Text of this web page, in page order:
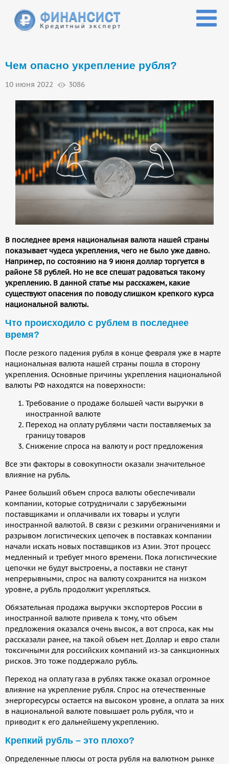
Чем опасно укрепление рубля?
10 июня 2022 3086
В последнее время национальная валюта нашей страны
показывает чудеса укрепления, чего не было уже давно.
Например, по состоянию на 9 июня доллар торгуется в
районе 58 рублей. Но не все спешат радоваться такому
укреплению. В данной статье мы расскажем, какие
существуют опасения по поводу слишком крепкого курса
национальной валюты.
Что происходило с рублем в последнее
время?
После резкого падения рубля в конце февраля уже в марте
национальная валюта нашей страны пошла в сторону
укрепления. Основные причины укрепления национальной
валюты РФ находятся на поверхности:
Требование о продаже большей части выручки в
иностранной валюте
Переход на оплату рублями части поставляемых за
границу товаров
Снижение спроса на валюту и рост предложения
Все эти факторы в совокупности оказали значительное
влияние на рубль.
Ранее больший объем спроса валюты обеспечивали
компании, которые сотрудничали с зарубежными
поставщиками и оплачивали их товары и услуги
иностранной валютой. В связи с резкими ограничениями и
разрывом логистических цепочек в поставках компании
начали искать новых поставщиков из Азии. Этот процесс
медленный и требует много времени. Пока логистические
цепочки не будут выстроены, а поставки не станут
непрерывными, спрос на валюту сохранится на низком
уровне, а рубль продолжит укрепляться.
Обязательная продажа выручки экспортеров России в
иностранной валюте привела к тому, что объем
предложения оказался очень высок, а вот спроса, как мы
рассказали ранее, на такой объем нет. Доллар и евро стали
токсичными для российских компаний из-за санкционных
рисков. Это тоже поддержало рубль.
Переход на оплату газа в рублях также оказал огромное
влияние на укрепление рубля. Спрос на отечественные
энергоресурсы остается на высоком уровне, а оплата за них
в национальной валюте повышает роль рубля, что и
приводит к его дальнейшему укреплению.
Крепкий рубль – это плохо?
Определенные плюсы от роста рубля на валютном рынке